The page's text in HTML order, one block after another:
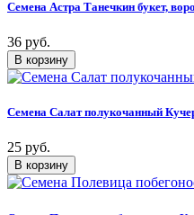
Семена Астра Танечкин букет,
36 руб.
Семена Салат полукочанный
25 руб.